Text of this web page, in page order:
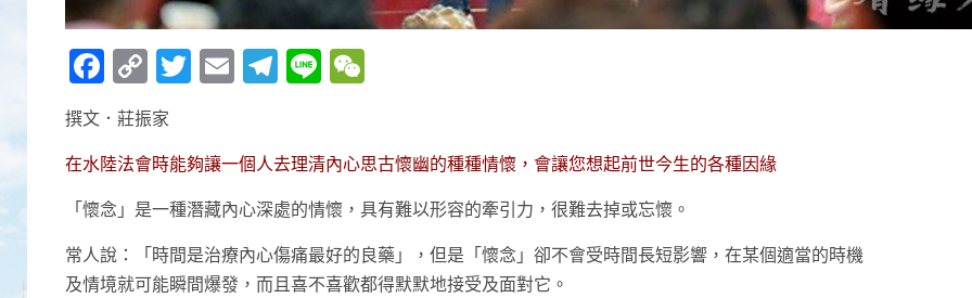
Facebook
Copy
Link
Twitter
EmailTelegram
Line
撰文．莊振家
在水陸法會時能夠讓一個人去理清內心思古懷幽的種種情懷，會讓您想起前世今生的各種因緣
「懷念」是一種潛藏內心深處的情懷，具有難以形容的牽引力，很難去掉或忘懷。
常人說：「時間是治療內心傷痛最好的良藥」，但是「懷念」卻不會受時間長短影響，在某個適當的時機
及情境就可能瞬間爆發，而且喜不喜歡都得默默地接受及面對它。